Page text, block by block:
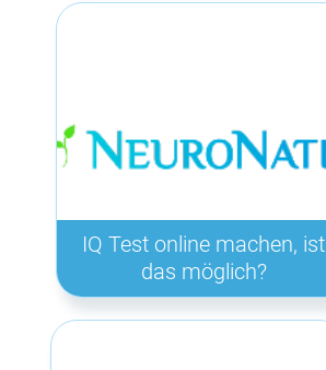
IQ Test online machen, ist
das möglich?